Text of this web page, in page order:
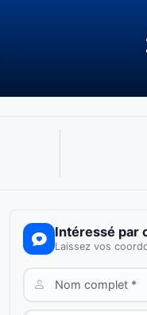
Intéressé par
Laissez vos